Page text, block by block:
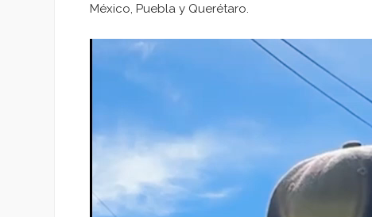
México, Puebla y Querétaro.
Reproductor